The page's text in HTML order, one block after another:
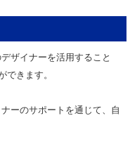
ザイナーを活用すること
できます。
ーのサポートを通じて、自